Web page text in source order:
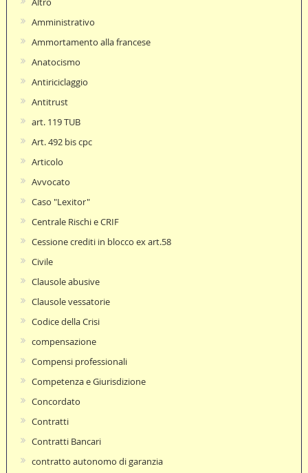
Amministrativo
Ammortamento alla francese
Anatocismo
Antiriciclaggio
Antitrust
art. 119 TUB
Art. 492 bis cpc
Articolo
Avvocato
Caso "Lexitor"
Centrale Rischi e CRIF
Cessione crediti in blocco ex art.58
Civile
Clausole abusive
Clausole vessatorie
Codice della Crisi
compensazione
Compensi professionali
Competenza e Giurisdizione
Concordato
Contratti
Contratti Bancari
contratto autonomo di garanzia